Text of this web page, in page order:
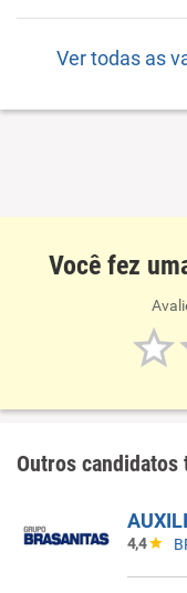
Ver todas as
Você fez
Outros candidatos
4,4